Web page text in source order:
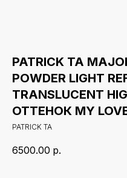
PATRICK TA
POWDER LIGHT
TRANSLUCENT
ОТТЕНОК MY
PATRICK TA
6500.00 р.